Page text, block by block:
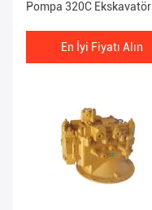
Pompa 320C Ekskavatör
En İyi Fiyatı Alın